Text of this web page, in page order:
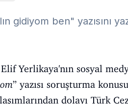
gidiyom ben" yazısını
Yerlikaya'nın sosyal
” yazısı soruşturma
dolayı Türk